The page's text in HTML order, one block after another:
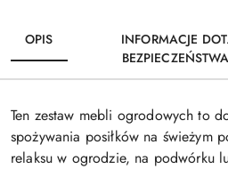
OPIS
INFORMACJE DOT.
BEZPIECZEŃSTWA
Ten zestaw mebli ogrodowych to
spożywania posiłków na świeżym
relaksu w ogrodzie, na podwórku